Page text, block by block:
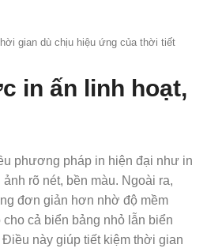
gian dù chịu hiệu ứng của thời tiết
in ấn linh hoạt,
phương pháp in hiện đại như in
rõ nét, bền màu. Ngoài ra,
đơn giản hơn nhờ độ mềm
cả biển bảng nhỏ lẫn biển
này giúp tiết kiệm thời gian